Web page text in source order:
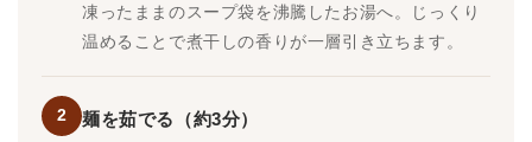
凍ったままのスープ袋を沸騰したお湯へ。じっくり
温めることで煮干しの香りが一層引き立ちます。
2 麺を茹でる（約3分）